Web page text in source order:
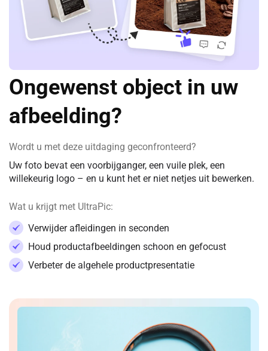
Ongewenst object in uw
afbeelding?
Wordt u met deze uitdaging geconfronteerd?
Uw foto bevat een voorbijganger, een vuile plek, een
willekeurig logo – en u kunt het er niet netjes uit bewerken.
Wat u krijgt met UltraPic:
Verwijder afleidingen in seconden
Houd productafbeeldingen schoon en gefocust
Verbeter de algehele productpresentatie